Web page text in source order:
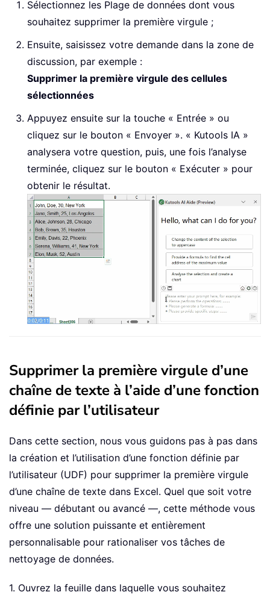
Sélectionnez les Plage de données dont vous
souhaitez supprimer la première virgule ;
Ensuite, saisissez votre demande dans la zone de
discussion, par exemple :
Supprimer la première virgule des cellules
sélectionnées
Appuyez ensuite sur la touche « Entrée » ou
cliquez sur le bouton « Envoyer ». « Kutools IA »
analysera votre question, puis, une fois l’analyse
terminée, cliquez sur le bouton « Exécuter » pour
obtenir le résultat.
Supprimer la première virgule d’une
chaîne de texte à l’aide d’une fonction
définie par l’utilisateur
Dans cette section, nous vous guidons pas à pas dans
la création et l’utilisation d’une fonction définie par
l’utilisateur (UDF) pour supprimer la première virgule
d’une chaîne de texte dans Excel. Quel que soit votre
niveau — débutant ou avancé —, cette méthode vous
offre une solution puissante et entièrement
personnalisable pour rationaliser vos tâches de
nettoyage de données.
1. Ouvrez la feuille dans laquelle vous souhaitez